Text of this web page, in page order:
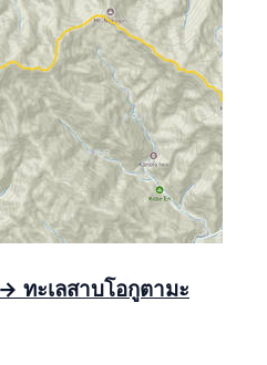
ทะเลสาบโอกูตามะ